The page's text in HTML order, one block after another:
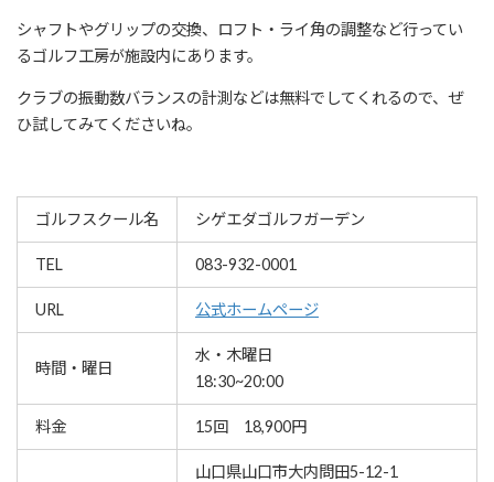
シャフトやグリップの交換、ロフト・ライ角の調整など行ってい
るゴルフ工房が施設内にあります。
クラブの振動数バランスの計測などは無料でしてくれるので、ぜ
ひ試してみてくださいね。
ゴルフスクール名 シゲエダゴルフガーデン
TEL 083-932-0001
URL 公式ホームページ
時間・曜日
水・木曜日
18:30~20:00
料金 15回 18,900円
山口県山口市大内問田5-12-1